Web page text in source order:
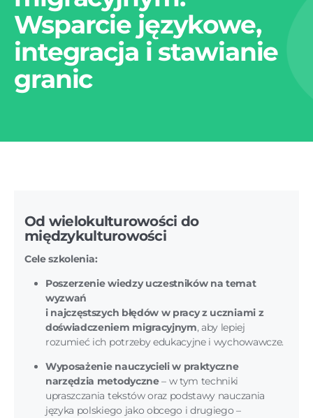
Wsparcie językowe,
integracja i stawianie
granic
Od wielokulturowości do
międzykulturowości
Cele szkolenia:
Poszerzenie wiedzy uczestników na temat
wyzwań
i najczęstszych błędów w pracy z uczniami z
doświadczeniem migracyjnym, aby lepiej
rozumieć ich potrzeby edukacyjne i wychowawcze.
Wyposażenie nauczycieli w praktyczne
narzędzia metodyczne– w tym techniki
upraszczania tekstów oraz podstawy nauczania
języka polskiego jako obcego i drugiego –